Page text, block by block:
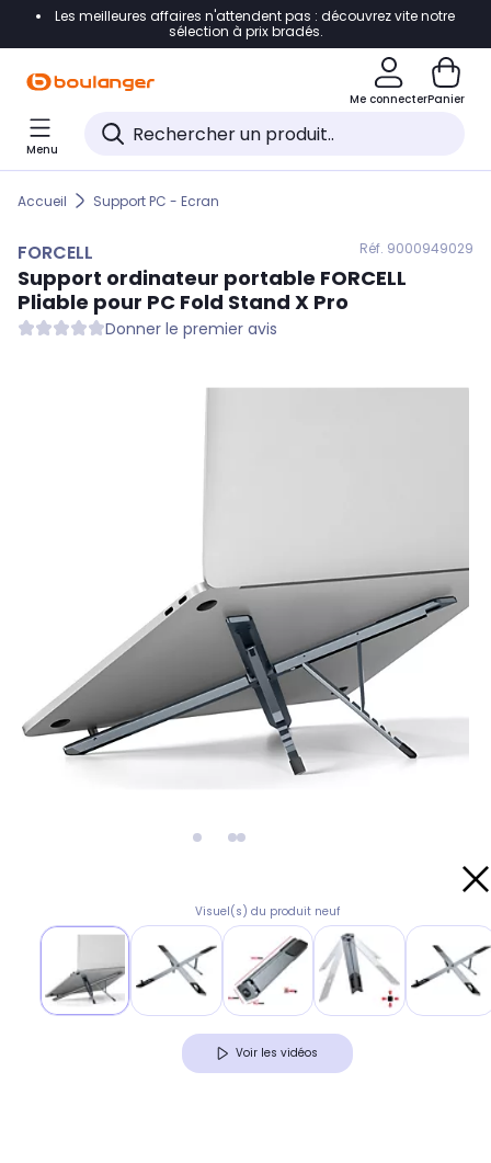
Accéder directement à la navigation
Accéder directement au pied de page
Accéder directement au chatbot
Les meilleures affaires n'attendent pas : découvrez vite notre
sélection à prix bradés.
Me connecterPanier
Menu
Accueil Support PC - Ecran
FORCELL Réf. 9000949029
Support ordinateur portable FORCELL
Pliable pour PC Fold Stand X Pro
Donner le premier avis
Visuel(s) du produit neuf
Voir les vidéos